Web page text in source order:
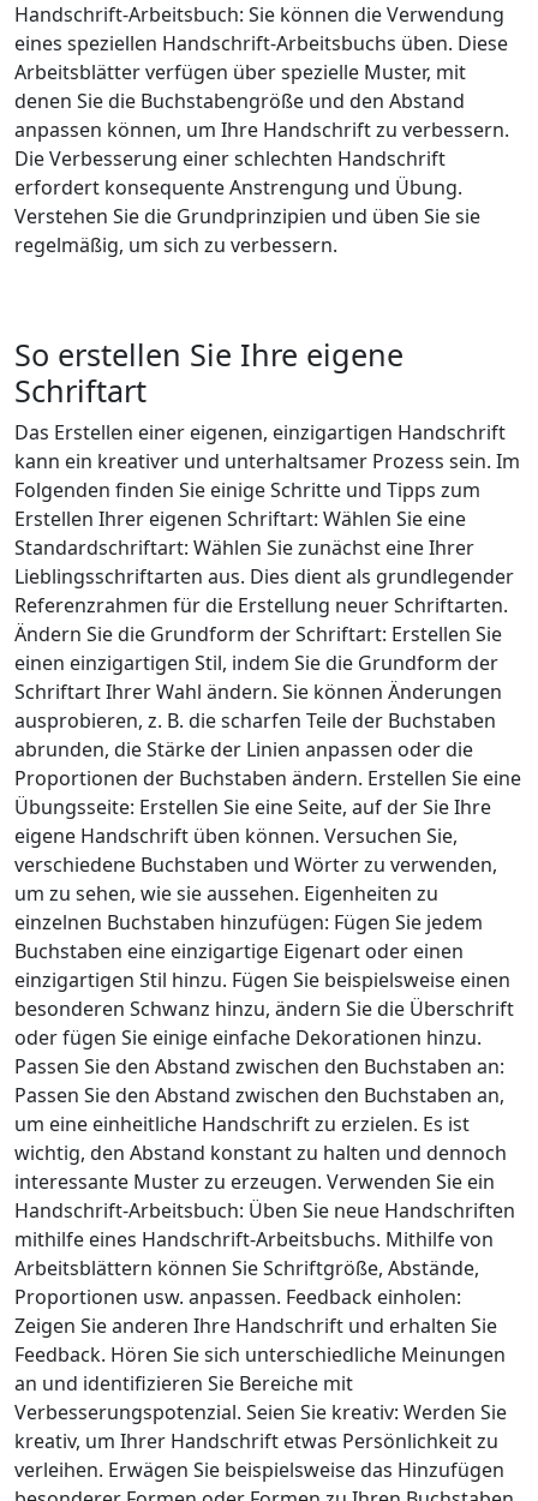
Handschrift-Arbeitsbuch: Sie können die Verwendung
eines speziellen Handschrift-Arbeitsbuchs üben. Diese
Arbeitsblätter verfügen über spezielle Muster, mit
denen Sie die Buchstabengröße und den Abstand
anpassen können, um Ihre Handschrift zu verbessern.
Die Verbesserung einer schlechten Handschrift
erfordert konsequente Anstrengung und Übung.
Verstehen Sie die Grundprinzipien und üben Sie sie
regelmäßig, um sich zu verbessern.
So erstellen Sie Ihre eigene
Schriftart
Das Erstellen einer eigenen, einzigartigen Handschrift
kann ein kreativer und unterhaltsamer Prozess sein. Im
Folgenden finden Sie einige Schritte und Tipps zum
Erstellen Ihrer eigenen Schriftart: Wählen Sie eine
Standardschriftart: Wählen Sie zunächst eine Ihrer
Lieblingsschriftarten aus. Dies dient als grundlegender
Referenzrahmen für die Erstellung neuer Schriftarten.
Ändern Sie die Grundform der Schriftart: Erstellen Sie
einen einzigartigen Stil, indem Sie die Grundform der
Schriftart Ihrer Wahl ändern. Sie können Änderungen
ausprobieren, z. B. die scharfen Teile der Buchstaben
abrunden, die Stärke der Linien anpassen oder die
Proportionen der Buchstaben ändern. Erstellen Sie eine
Übungsseite: Erstellen Sie eine Seite, auf der Sie Ihre
eigene Handschrift üben können. Versuchen Sie,
verschiedene Buchstaben und Wörter zu verwenden,
um zu sehen, wie sie aussehen. Eigenheiten zu
einzelnen Buchstaben hinzufügen: Fügen Sie jedem
Buchstaben eine einzigartige Eigenart oder einen
einzigartigen Stil hinzu. Fügen Sie beispielsweise einen
besonderen Schwanz hinzu, ändern Sie die Überschrift
oder fügen Sie einige einfache Dekorationen hinzu.
Passen Sie den Abstand zwischen den Buchstaben an:
Passen Sie den Abstand zwischen den Buchstaben an,
um eine einheitliche Handschrift zu erzielen. Es ist
wichtig, den Abstand konstant zu halten und dennoch
interessante Muster zu erzeugen. Verwenden Sie ein
Handschrift-Arbeitsbuch: Üben Sie neue Handschriften
mithilfe eines Handschrift-Arbeitsbuchs. Mithilfe von
Arbeitsblättern können Sie Schriftgröße, Abstände,
Proportionen usw. anpassen. Feedback einholen:
Zeigen Sie anderen Ihre Handschrift und erhalten Sie
Feedback. Hören Sie sich unterschiedliche Meinungen
an und identifizieren Sie Bereiche mit
Verbesserungspotenzial. Seien Sie kreativ: Werden Sie
kreativ, um Ihrer Handschrift etwas Persönlichkeit zu
verleihen. Erwägen Sie beispielsweise das Hinzufügen